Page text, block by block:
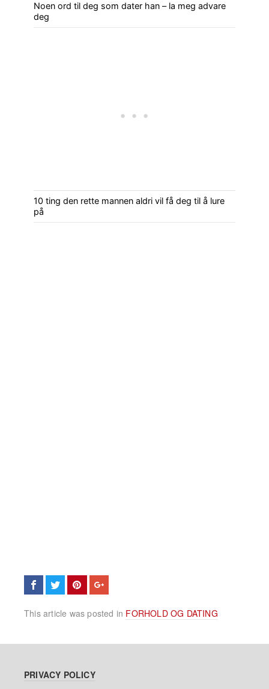
Noen ord til deg som dater han – la meg advare
deg
10 ting den rette mannen aldri vil få deg til å lure
på
This article was posted in FORHOLD OG DATING
PRIVACY POLICY